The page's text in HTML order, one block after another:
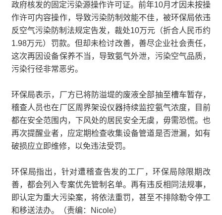
政府核发的固定污染源操作许可证。前年10月才因未按操
作许可内容操作，导致污染防制效能不佳，被环保局依违
反空气污染防制法规定告发，裁处10万元（折合人民币约
1.98万元）罚款。但却未检讨改善，善尽企业社会责任，
这次再因设备保养不当，导致氨气外泄，污染空气品质，
污染行径非常恶劣。
环保局表示，厂方已将防溢堤的废液全部抽至槽车暂存，
稽查人员也在厂区周界架设仪器持续监控氨气浓度，目前
都在安全范围内，下风处的居民安全无虞，毋需恐慌。也
再次提醒业者，应定期检查收集设备管道是否泄漏，如有
破损应立即维修，以免违法受罚。
环保局指出，针对遭稽查告发的工厂，环保局除限期改
善，都会列入专案优先管制名单。再有违反相同法规事，
即认定为重大污染案，将依法重罚，甚至不排除勒令停工
和移送法办。（责编：Nicole）